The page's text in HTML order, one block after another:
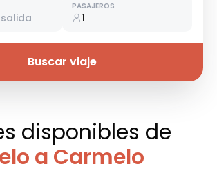
PASAJEROS
1
Buscar viaje
disponibles de
a Carmelo